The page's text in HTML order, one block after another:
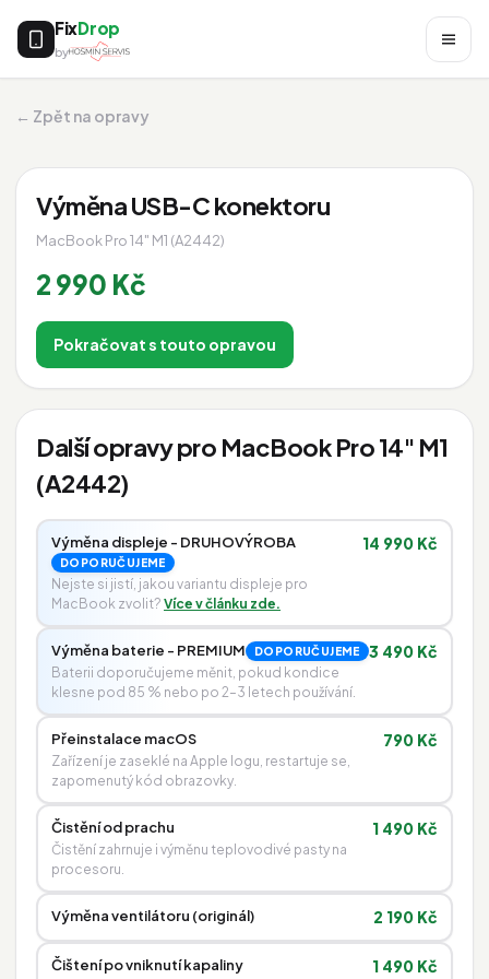
FixDrop
by
← Zpět na opravy
Výměna USB-C konektoru
MacBook Pro 14" M1 (A2442)
2 990 Kč
Pokračovat s touto opravou
Další opravy pro MacBook Pro 14" M1
(A2442)
Výměna displeje - DRUHOVÝROBA
DOPORUČUJEME
Nejste si jistí, jakou variantu displeje pro
MacBook zvolit? Více v článku zde.
14 990 Kč
Výměna baterie - PREMIUM DOPORUČUJEME
Baterii doporučujeme měnit, pokud kondice
klesne pod 85 % nebo po 2–3 letech používání.
3 490 Kč
Přeinstalace macOS
Zařízení je zaseklé na Apple logu, restartuje se,
zapomenutý kód obrazovky.
790 Kč
Čistění od prachu
Čistění zahrnuje i výměnu teplovodivé pasty na
procesoru.
1 490 Kč
Výměna ventilátoru (originál) 2 190 Kč
Čištení po vniknutí kapaliny 1 490 Kč